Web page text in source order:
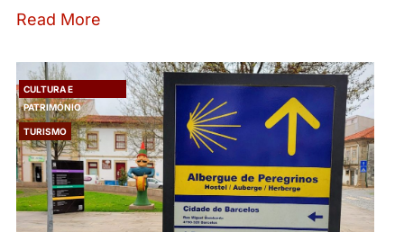
Read More
CULTURA E
PATRIMÓNIO
TURISMO